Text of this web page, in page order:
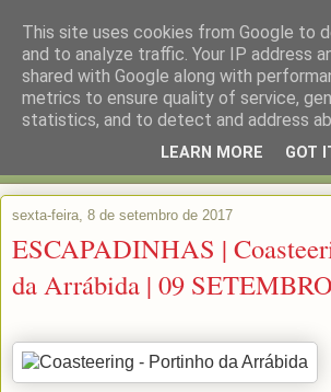
sexta-feira, 8 de setembro de 2017
ESCAPADINHAS |
da Arrábida | 09 SETEMBRO
This site uses cookies from Google to
and to analyze traffic. Your IP address
shared with Google along with
metrics to ensure quality of service,
statistics, and to detect and address
LEARN MORE GOT